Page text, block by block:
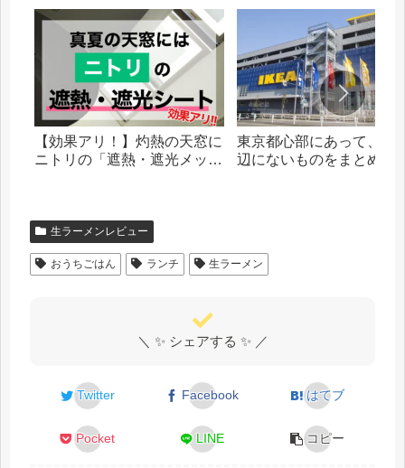
【効果アリ！】灼熱の天窓に
ニトリの「遮熱・遮光メッシ
東京都心部にあって、札
辺にないものをまとめま
生ラーメンレビュー
おうちごはん ランチ 生ラーメン
＼ ✨ シェアする ✨ ／
Twitter Facebook はてブ
Pocket LINE コピー